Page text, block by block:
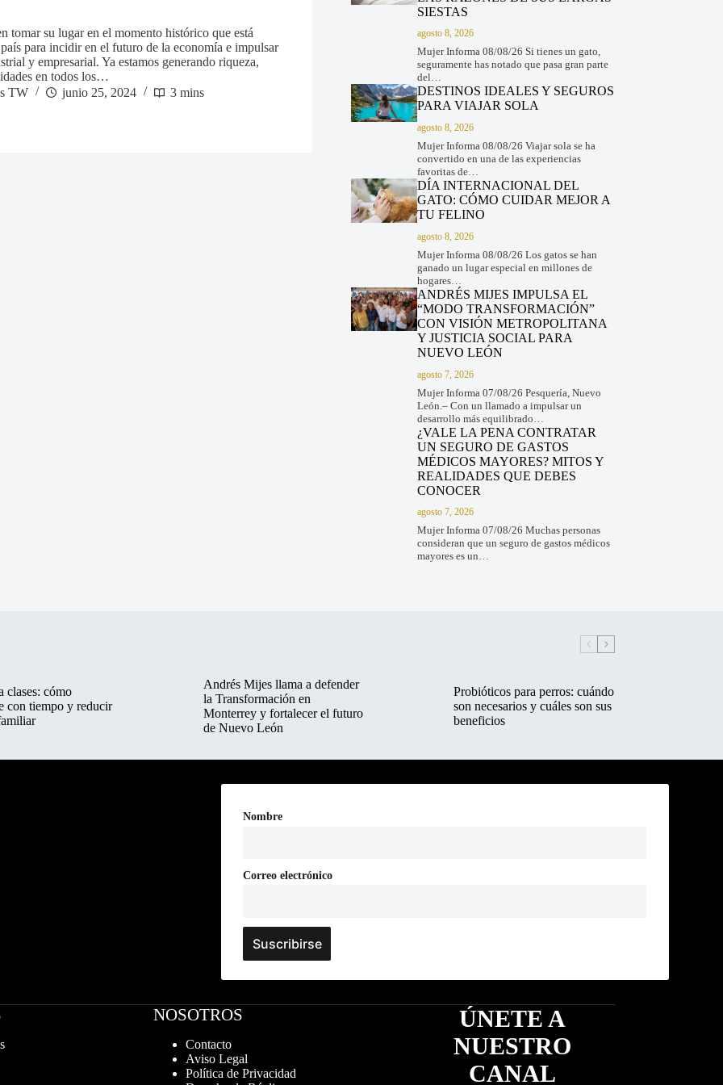
tomar su lugar en el momento histórico que está
para incidir en el futuro de la economía e impulsar
y empresarial. Ya estamos generando riqueza,
en todos los…
TW
junio 25, 2024 3 mins
SIESTAS
agosto 8, 2026
Mujer Informa 08/08/26 Si tienes un gato,
seguramente has notado que pasa gran parte
del…
DESTINOS IDEALES Y SEGUROS
PARA VIAJAR SOLA
agosto 8, 2026
Mujer Informa 08/08/26 Viajar sola se ha
convertido en una de las experiencias
favoritas de…
DÍA INTERNACIONAL DEL
GATO: CÓMO CUIDAR MEJOR A
TU FELINO
agosto 8, 2026
Mujer Informa 08/08/26 Los gatos se han
ganado un lugar especial en millones de
hogares…
ANDRÉS MIJES IMPULSA EL
“MODO TRANSFORMACIÓN”
CON VISIÓN METROPOLITANA
Y JUSTICIA SOCIAL PARA
NUEVO LEÓN
agosto 7, 2026
Mujer Informa 07/08/26 Pesquería, Nuevo
León.– Con un llamado a impulsar un
desarrollo más equilibrado…
¿VALE LA PENA CONTRATAR
UN SEGURO DE GASTOS
MÉDICOS MAYORES? MITOS Y
REALIDADES QUE DEBES
CONOCER
agosto 7, 2026
Mujer Informa 07/08/26 Muchas personas
consideran que un seguro de gastos médicos
mayores es un…
clases: cómo
con tiempo y reducir
Andrés Mijes llama a defender
la Transformación en
Monterrey y fortalecer el futuro
de Nuevo León
Probióticos para perros: cuándo
son necesarios y cuáles son sus
beneficios
Nombre
Correo electrónico
NOSOTROS
Contacto
Aviso Legal
Política de Privacidad
ÚNETE A
NUESTRO
CANAL